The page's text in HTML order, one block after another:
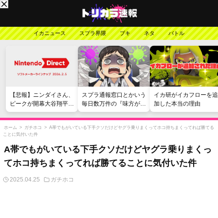
イカニュース スプラ界隈 ブキ ネタ バトル
【悲報】ニンダイさん、
ピークが開幕大谷翔平の
がっかりダイレクトだっ
たと言われてしまう
スプラ通報窓口とかいう
毎日数万件の『味方が弱
い』愚痴を読まされる苦
行
イカ研がイカフローを追
加した本当の理由
ホーム > ガチホコ > A帯でもがいている下手クソだけどヤグラ乗りまくってホコ持ちまくってれば勝てる
ことに気付いた件
A帯でもがいている下手クソだけどヤグラ乗りまくっ
てホコ持ちまくってれば勝てることに気付いた件
2025.04.25 ガチホコ